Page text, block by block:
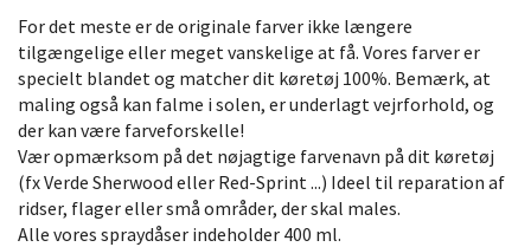
For det meste er de originale farver ikke længere
tilgængelige eller meget vanskelige at få. Vores farver er
specielt blandet og matcher dit køretøj 100%. Bemærk, at
maling også kan falme i solen, er underlagt vejrforhold, og
der kan være farveforskelle!
Vær opmærksom på det nøjagtige farvenavn på dit køretøj
(fx Verde Sherwood eller Red-Sprint ...) Ideel til reparation af
ridser, flager eller små områder, der skal males.
Alle vores spraydåser indeholder 400 ml.